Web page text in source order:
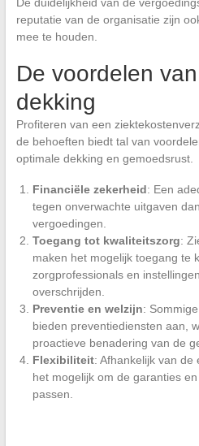
reputatie van de organisatie zijn
mee te houden.
De voordelen
dekking
Profiteren van een
de behoeften biedt tal van
optimale dekking en gemoedsrust.
Financiële zekerheid: Een
tegen onverwachte uitgaven
vergoedingen.
Toegang tot kwaliteitszorg:
maken het mogelijk toegang te
zorgprofessionals en
overschrijden.
Preventie en welzijn:
bieden preventiediensten aan,
proactieve benadering van de
Flexibiliteit: Afhankelijk van de
het mogelijk om de garanties
passen.